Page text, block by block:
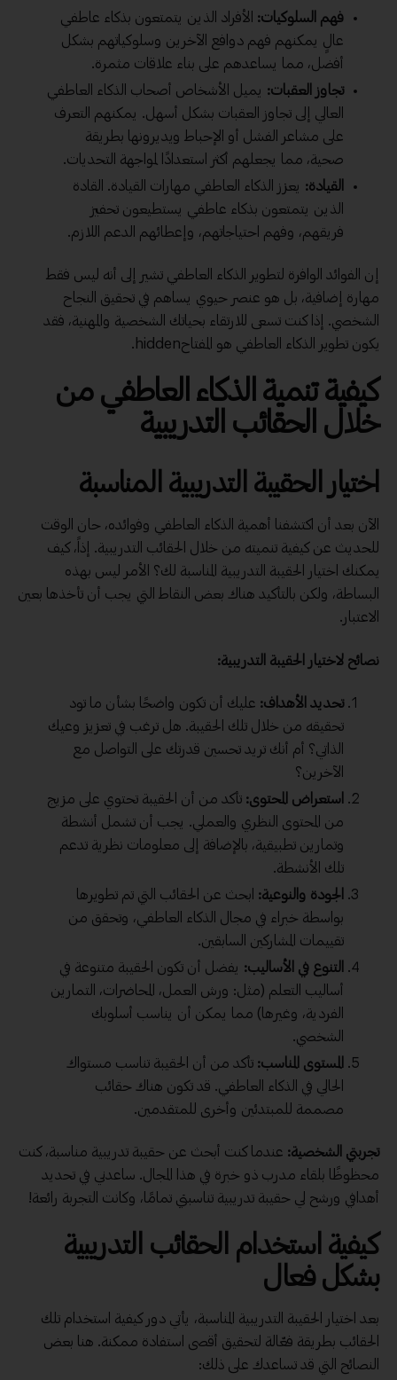
فهم السلوكيات: الأفراد الذين يتمتعون بذكاء عاطفي
عالٍ يمكنهم فهم دوافع الآخرين وسلوكياتهم بشكل
أفضل، مما يساعدهم على بناء علاقات مثمرة.
تجاوز العقبات: يميل الأشخاص أصحاب الذكاء العاطفي
العالي إلى تجاوز العقبات بشكل أسهل. يمكنهم التعرف
على مشاعر الفشل أو الإحباط ويديرونها بطريقة
صحية، مما يجعلهم أكثر استعدادًا لمواجهة التحديات.
القيادة: يعزز الذكاء العاطفي مهارات القيادة. القادة
الذين يتمتعون بذكاء عاطفي يستطيعون تحفيز
فريقهم، وفهم احتياجاتهم، وإعطائهم الدعم اللازم.
إن الفوائد الوافرة لتطوير الذكاء العاطفي تشير إلى أنه ليس فقط
مهارة إضافية، بل هو عنصر حيوي يساهم في تحقيق النجاح
الشخصي. إذا كنت تسعى للارتقاء بحياتك الشخصية والمهنية، فقد
يكون تطوير الذكاء العاطفي هو المفتاحhidden.
كيفية تنمية الذكاء العاطفي من
خلال الحقائب التدريبية
اختيار الحقيبة التدريبية المناسبة
الآن بعد أن اكتشفنا أهمية الذكاء العاطفي وفوائده، حان الوقت
للحديث عن كيفية تنميته من خلال الحقائب التدريبية. إذاً، كيف
يمكنك اختيار الحقيبة التدريبية المناسبة لك؟ الأمر ليس بهذه
البساطة، ولكن بالتأكيد هناك بعض النقاط التي يجب أن تأخذها بعين
الاعتبار.
نصائح لاختيار الحقيبة التدريبية:
تحديد الأهداف: عليك أن تكون واضحًا بشأن ما تود
تحقيقه من خلال تلك الحقيبة. هل ترغب في تعزيز وعيك
الذاتي؟ أم أنك تريد تحسين قدرتك على التواصل مع
الآخرين؟
استعراض المحتوى: تأكد من أن الحقيبة تحتوي على مزيج
من المحتوى النظري والعملي. يجب أن تشمل أنشطة
وتمارين تطبيقية، بالإضافة إلى معلومات نظرية تدعم
تلك الأنشطة.
الجودة والنوعية: ابحث عن الحقائب التي تم تطويرها
بواسطة خبراء في مجال الذكاء العاطفي، وتحقق من
تقييمات المشاركين السابقين.
التنوع في الأساليب: يفضل أن تكون الحقيبة متنوعة في
أساليب التعلم (مثل: ورش العمل، المحاضرات، التمارين
الفردية، وغيرها) مما يمكن أن يناسب أسلوبك
الشخصي.
المستوى المناسب: تأكد من أن الحقيبة تناسب مستواك
الحالي في الذكاء العاطفي. قد تكون هناك حقائب
مصممة للمبتدئين وأخرى للمتقدمين.
تجربتي الشخصية: عندما كنت أبحث عن حقيبة تدريبية مناسبة، كنت
محظوظًا بلقاء مدرب ذو خبرة في هذا المجال. ساعدني في تحديد
أهدافي ورشح لي حقيبة تدريبية تناسبني تمامًا، وكانت التجربة رائعة!
كيفية استخدام الحقائب التدريبية
بشكل فعال
بعد اختيار الحقيبة التدريبية المناسبة، يأتي دور كيفية استخدام تلك
الحقائب بطريقة فعّالة لتحقيق أقصى استفادة ممكنة. هنا بعض
النصائح التي قد تساعدك على ذلك: